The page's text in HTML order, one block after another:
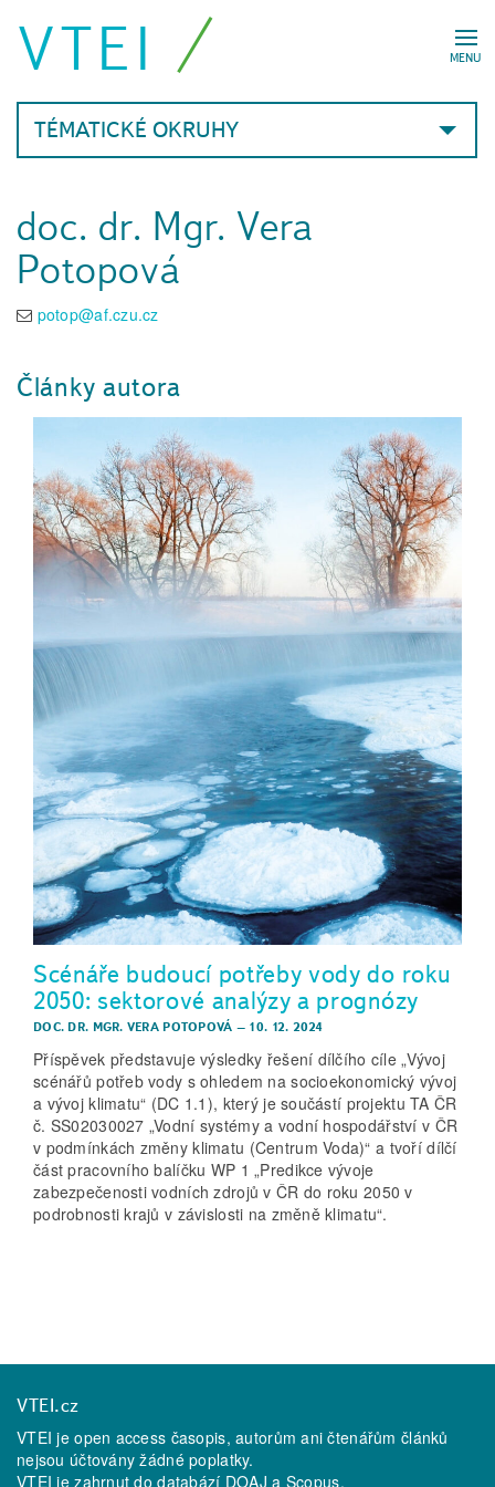
MENU
VTEI
TÉMATICKÉ OKRUHY
doc. dr. Mgr. Vera
Potopová
potop@af.czu.cz
Články autora
Scénáře budoucí potřeby vody do roku
2050: sektorové analýzy a prognózy
DOC. DR. MGR. VERA POTOPOVÁ – 10. 12. 2024
Příspěvek představuje výsledky řešení dílčího cíle „Vývoj
scénářů potřeb vody s ohledem na socioekonomický vývoj
a vývoj klimatu“ (DC 1.1), který je součástí projektu TA ČR
č. SS02030027 „Vodní systémy a vodní hospodářství v ČR
v podmínkách změny klimatu (Centrum Voda)“ a tvoří dílčí
část pracovního balíčku WP 1 „Predikce vývoje
zabezpečenosti vodních zdrojů v ČR do roku 2050 v
podrobnosti krajů v závislosti na změně klimatu“.
VTEI.cz
VTEI je open access časopis, autorům ani čtenářům článků
nejsou účtovány žádné poplatky.
VTEI je zahrnut do databází DOAJ a Scopus.